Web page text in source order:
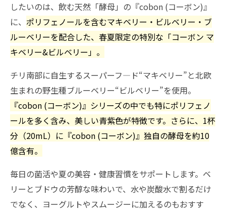
したいのは、飲む天然「酵母」の『cobon (コーボン)』
に、 ポリフェノールを含むマキベリー・ビルベリー・ブ
ルーベリーを配合した、春夏限定の特別な「コーボン マ
キベリー&ビルベリー」。
チリ南部に自生するスーパーフ―ド“マキベリー”と北欧
生まれの野生種ブルーベリー“ビルベリー”を使用。
『cobon (コーボン)』シリーズの中でも特にポリフェノ
ールを多く含み、美しい青紫色が特徴です。さらに、1杯
分（20mL）に『cobon (コーボン)』独自の酵母を約10
億含有。
毎日の菌活や夏の美容・健康習慣をサポートします。ベ
リーとブドウの芳醇な味わいで、水や炭酸水で割るだけ
でなく、ヨーグルトやスムージーに加えるのもおすす